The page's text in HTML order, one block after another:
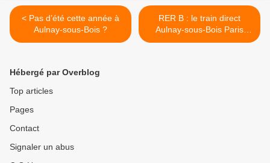
< Pas d’été cette année à
Aulnay-sous-Bois ?
RER B : le train direct
Aulnay-sous-Bois Paris
Gare du Nord, espèce en
Hébergé par Overblog
Top articles
Pages
Contact
Signaler un abus